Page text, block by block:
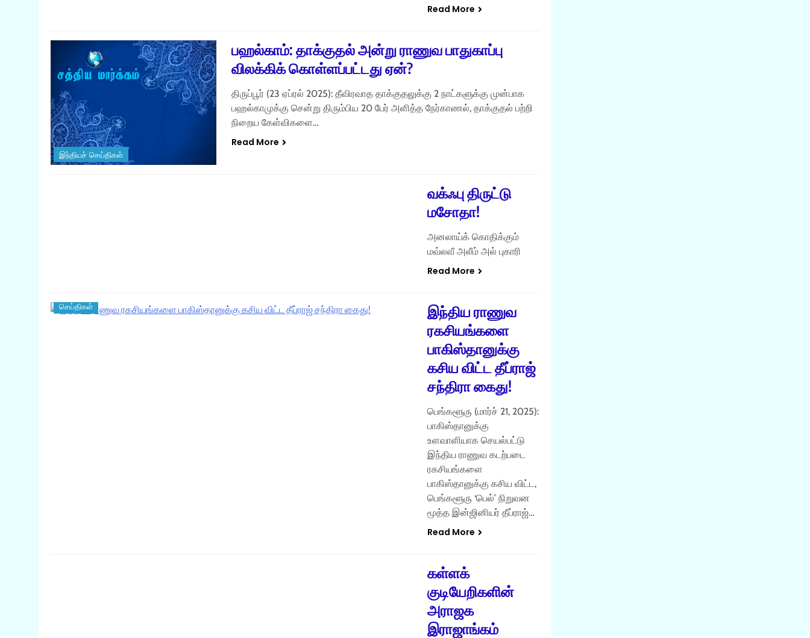
Read More
இந்தியச் செய்திகள்
பஹல்காம்: தாக்குதல் அன்று ராணுவ பாதுகாப்பு
விலக்கிக் கொள்ளப்பட்டது ஏன்?
திருப்பூர் (23 ஏப்ரல் 2025): தீவிரவாத தாக்குதலுக்கு 2 நாட்களுக்கு முன்பாக
பஹல்காமுக்கு சென்று திரும்பிய 20 பேர் அளித்த நேர்காணல், தாக்குதல் பற்றி
நிறைய கேள்விகளை…
Read More
வக்ஃபு திருட்டு
மசோதா!
அனலாய்க் கொதிக்கும்
மவ்லவீ அலீம் அல் புகாரி
Read More
செய்திகள்
இந்திய ராணுவ
ரகசியங்களை
பாகிஸ்தானுக்கு
கசிய விட்ட தீப்ராஜ்
சந்திரா கைது!
பெங்களூரு (மார்ச் 21, 2025):
பாகிஸ்தானுக்கு
உளவாளியாக செயல்பட்டு
இந்திய ராணுவ கடற்படை
ரகசியங்களை
பாகிஸ்தானுக்கு கசிய விட்ட,
பெங்களூரு ‘பெல்’ நிறுவன
மூத்த இன்ஜினியர் தீப்ராஜ்…
Read More
கள்ளக்
குடியேறிகளின்
அராஜக
இராஜாங்கம்